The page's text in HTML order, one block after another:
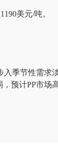
美元/吨。
入季节性需求
预计PP市场